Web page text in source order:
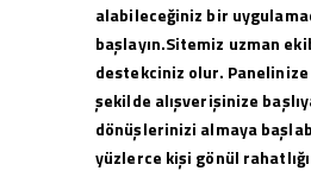
alabileceğiniz bir
başlayın.Sitemiz uzman
destekciniz olur.
şekilde alışverişinize
dönüşlerinizi almaya
yüzlerce kişi gönül